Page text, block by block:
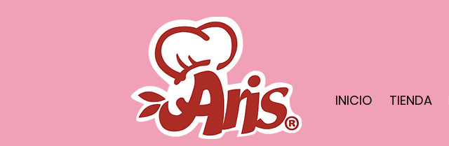
INICIO TIENDA